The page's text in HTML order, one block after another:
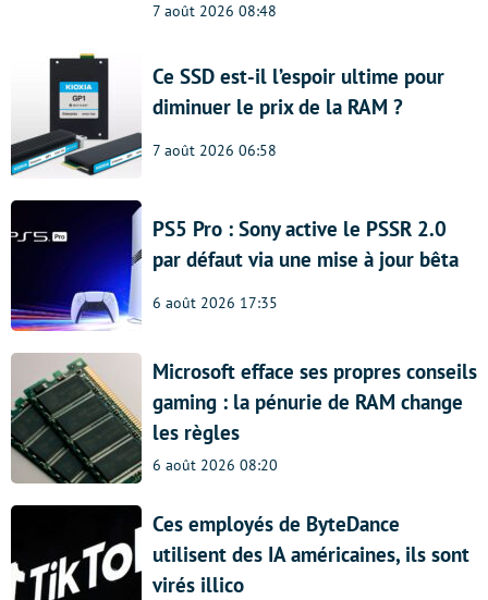
7 août 2026 08:48
Ce SSD est-il l’espoir ultime pour
diminuer le prix de la RAM ?
7 août 2026 06:58
PS5 Pro : Sony active le PSSR 2.0
par défaut via une mise à jour bêta
6 août 2026 17:35
Microsoft efface ses propres conseils
gaming : la pénurie de RAM change
les règles
6 août 2026 08:20
Ces employés de ByteDance
utilisent des IA américaines, ils sont
virés illico